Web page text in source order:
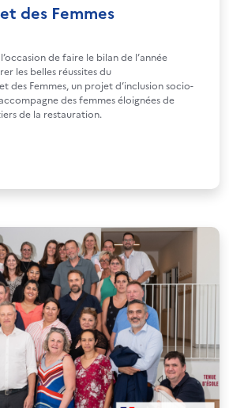
des Femmes
de faire le bilan de l’année
les belles réussites du
des Femmes, un projet d’inclusion socio-
des femmes éloignées de
de la restauration.